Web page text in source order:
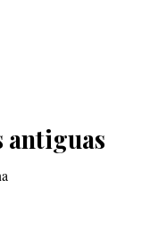
antiguas